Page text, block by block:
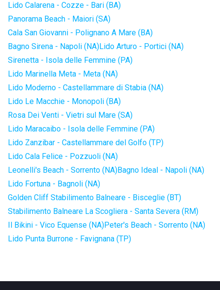
Lido Calarena - Cozze - Bari (BA)
Panorama Beach - Maiori (SA)
Cala San Giovanni - Polignano A Mare (BA)
Bagno Sirena - Napoli (NA)Lido Arturo - Portici (NA)
Sirenetta - Isola delle Femmine (PA)
Lido Marinella Meta - Meta (NA)
Lido Moderno - Castellammare di Stabia (NA)
Lido Le Macchie - Monopoli (BA)
Rosa Dei Venti - Vietri sul Mare (SA)
Lido Maracaibo - Isola delle Femmine (PA)
Lido Zanzibar - Castellammare del Golfo (TP)
Lido Cala Felice - Pozzuoli (NA)
Leonelli's Beach - Sorrento (NA)Bagno Ideal - Napoli (NA)
Lido Fortuna - Bagnoli (NA)
Golden Cliff Stabilimento Balneare - Bisceglie (BT)
Stabilimento Balneare La Scogliera - Santa Severa (RM)
Il Bikini - Vico Equense (NA)Peter's Beach - Sorrento (NA)
Lido Punta Burrone - Favignana (TP)